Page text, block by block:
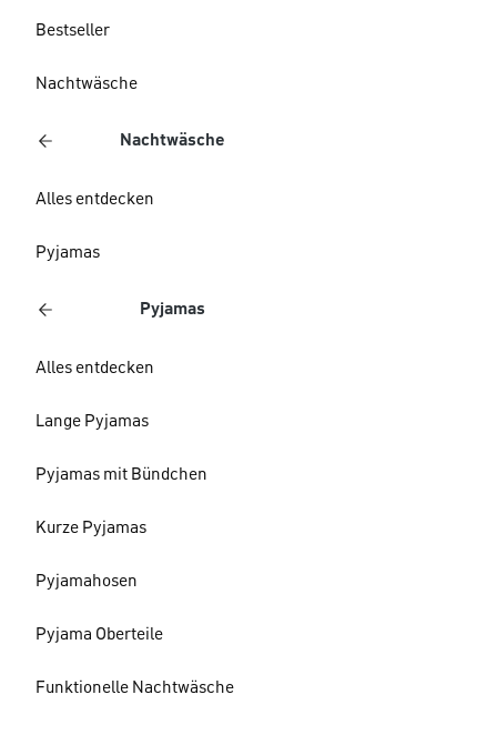
Bestseller
Nachtwäsche
Nachtwäsche
Alles entdecken
Pyjamas
Pyjamas
Alles entdecken
Lange Pyjamas
Pyjamas mit Bündchen
Kurze Pyjamas
Pyjamahosen
Pyjama Oberteile
Funktionelle Nachtwäsche